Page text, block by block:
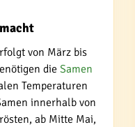
von März bis
die Samen
Temperaturen
innerhalb von
ab Mitte Mai,